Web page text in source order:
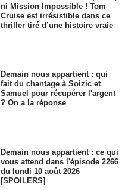
ni Mission Impossible ! Tom
Cruise est irrésistible dans ce
thriller tiré d’une histoire vraie
Demain nous appartient : qui
fait du chantage à Soizic et
Samuel pour récupérer l'argent
? On a la réponse
Demain nous appartient : ce qui
vous attend dans l'épisode 2266
du lundi 10 août 2026
[SPOILERS]